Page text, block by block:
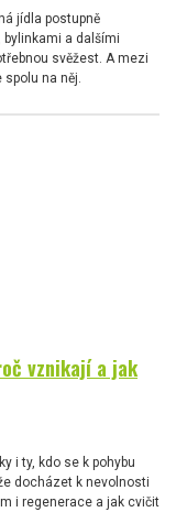
jídla postupně
a dalšími
svěžest. A mezi
na něj.
vznikají a jak
i ty, kdo se k pohybu
docházet k nevolnosti
i regenerace a jak cvičit